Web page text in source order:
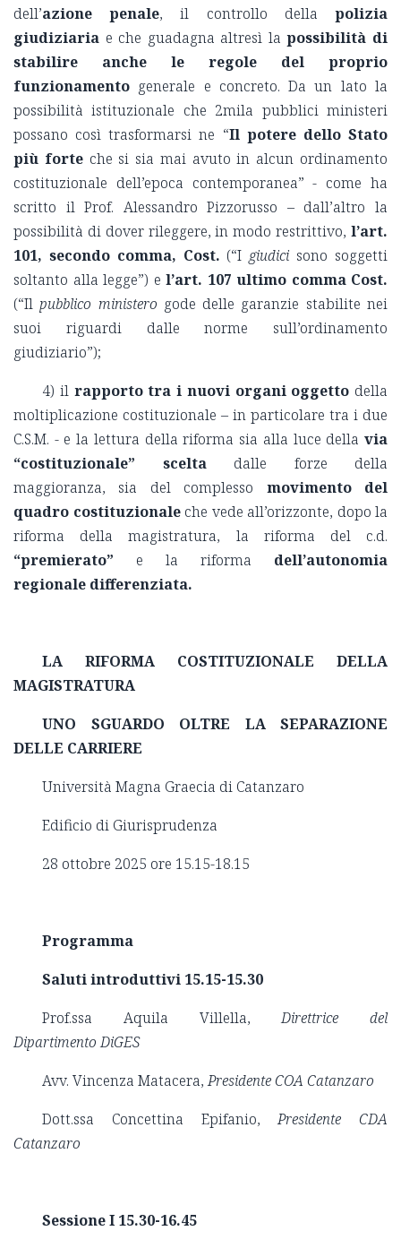
dell’azione penale, il controllo dellapolizia
giudiziaria e che guadagna altresì la possibilità di
stabilire anche le regole del proprio
funzionamento generale e concreto. Da un lato la
possibilità istituzionale che 2mila pubblici ministeri
possano così trasformarsi ne “Il potere dello Stato
più forteche si sia mai avuto in alcun ordinamento
costituzionale dell’epoca contemporanea” - come ha
scritto il Prof. Alessandro Pizzorusso – dall’altro la
possibilità di dover rileggere, in modo restrittivo, l’art.
101, secondo comma, Cost. (“Igiudici sono soggetti
soltanto alla legge”) e l’art. 107 ultimo comma Cost.
(“Ilpubblico ministero gode delle garanzie stabilite nei
suoi riguardi dalle norme sull’ordinamento
giudiziario”);
4) il rapporto tra i nuovi organi oggetto della
moltiplicazione costituzionale – in particolare tra i due
C.S.M. - e la lettura della riforma sia alla luce della via
“costituzionale” scelta dalle forze della
maggioranza, sia del complesso movimento del
quadro costituzionaleche vede all’orizzonte, dopo la
riforma della magistratura, la riforma del c.d.
“premierato” e la riforma dell’autonomia
regionale differenziata.
LA RIFORMA COSTITUZIONALE DELLA
MAGISTRATURA
UNO SGUARDO OLTRE LA SEPARAZIONE
DELLE CARRIERE
Università Magna Graecia di Catanzaro
Edificio di Giurisprudenza
28 ottobre 2025 ore 15.15-18.15
Programma
Saluti introduttivi 15.15-15.30
Prof.ssa Aquila Villella,Direttrice del
Dipartimento DiGES
Avv. Vincenza Matacera,Presidente COA Catanzaro
Dott.ssa Concettina Epifanio,Presidente CDA
Catanzaro
Sessione I 15.30-16.45